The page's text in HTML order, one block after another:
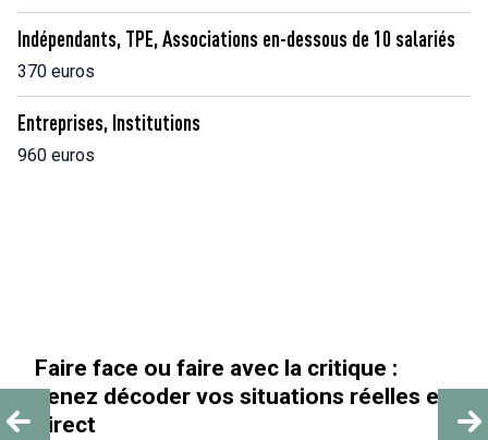
Indépendants, TPE, Associations en-dessous de 10 salariés
370 euros
Entreprises, Institutions
960 euros
Faire face ou faire avec la critique :
venez décoder vos situations réelles en
direct